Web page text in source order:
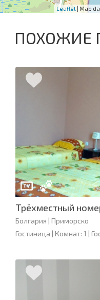
Leaflet | Map
ПОХОЖИЕ
Трёхместный
Болгария | Приморско
Гостиница | Комнат: 1 |